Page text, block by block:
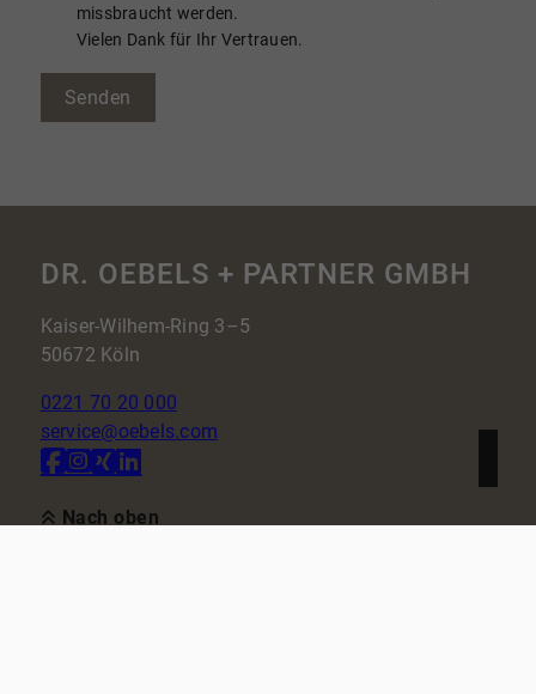
missbraucht werden.
Vielen Dank für Ihr Vertrauen.
Senden
DR. OEBELS + PARTNER GMBH
Kaiser-Wilhem-Ring 3–5
50672 Köln
0221 70 20 000
service@oebels.com
Nach oben